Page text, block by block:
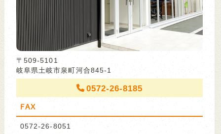
〒509-5101
岐阜県土岐市泉町河合845-1
0572-26-8185
FAX
0572-26-8051